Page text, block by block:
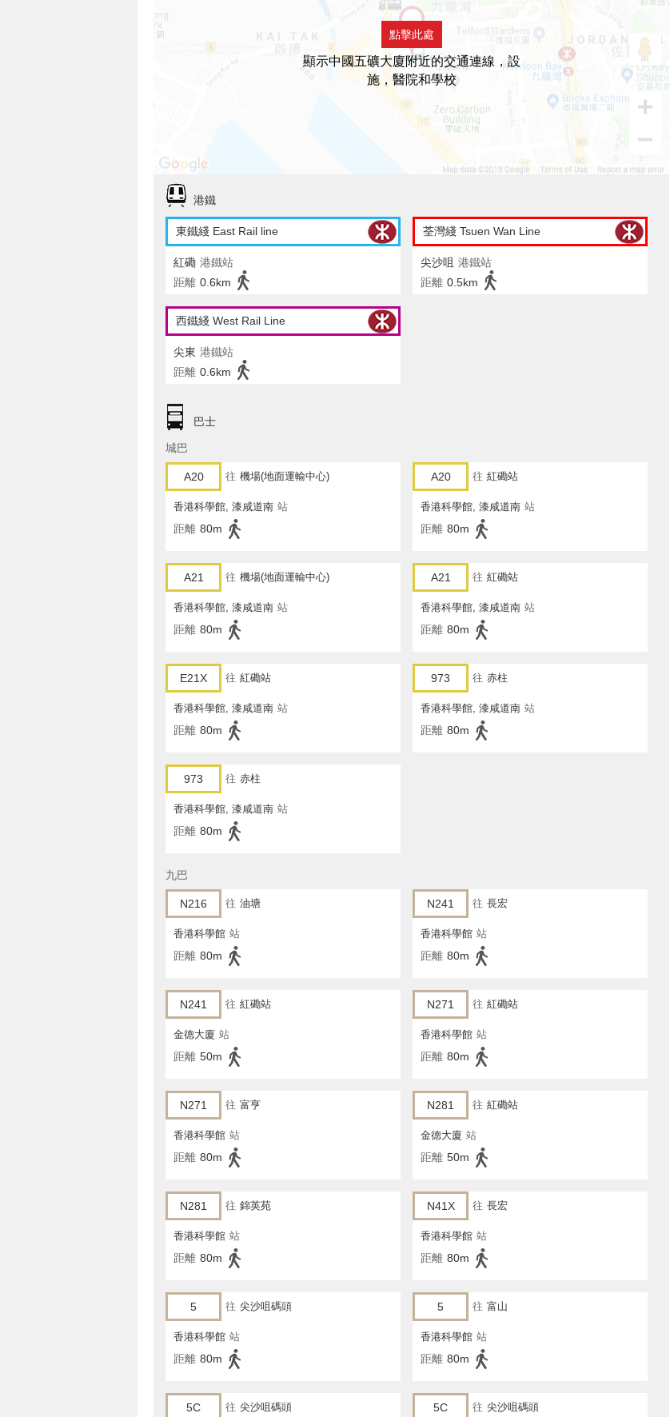
點擊此處
顯示中國五礦大廈附近的交通連線，設
施，醫院和學校
港鐵
東鐵綫 East Rail line
紅磡 港鐵站
距離 0.6km
荃灣綫 Tsuen Wan Line
尖沙咀 港鐵站
距離 0.5km
西鐵綫 West Rail Line
尖東 港鐵站
距離 0.6km
巴士
城巴
A20 往 機場(地面運輸中心)
香港科學館, 漆咸道南 站
距離 80m
A20 往 紅磡站
香港科學館, 漆咸道南 站
距離 80m
A21 往 機場(地面運輸中心)
香港科學館, 漆咸道南 站
距離 80m
A21 往 紅磡站
香港科學館, 漆咸道南 站
距離 80m
E21X 往 紅磡站
香港科學館, 漆咸道南 站
距離 80m
973 往 赤柱
香港科學館, 漆咸道南 站
距離 80m
973 往 赤柱
香港科學館, 漆咸道南 站
距離 80m
九巴
N216 往 油塘
香港科學館 站
距離 80m
N241 往 長宏
香港科學館 站
距離 80m
N241 往 紅磡站
金德大廈 站
距離 50m
N271 往 紅磡站
香港科學館 站
距離 80m
N271 往 富亨
香港科學館 站
距離 80m
N281 往 紅磡站
金德大廈 站
距離 50m
N281 往 錦英苑
香港科學館 站
距離 80m
N41X 往 長宏
香港科學館 站
距離 80m
5 往 尖沙咀碼頭
香港科學館 站
距離 80m
5 往 富山
香港科學館 站
距離 80m
5C 往 尖沙咀碼頭 5C 往 尖沙咀碼頭